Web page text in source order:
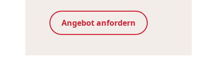
Angebot anfordern